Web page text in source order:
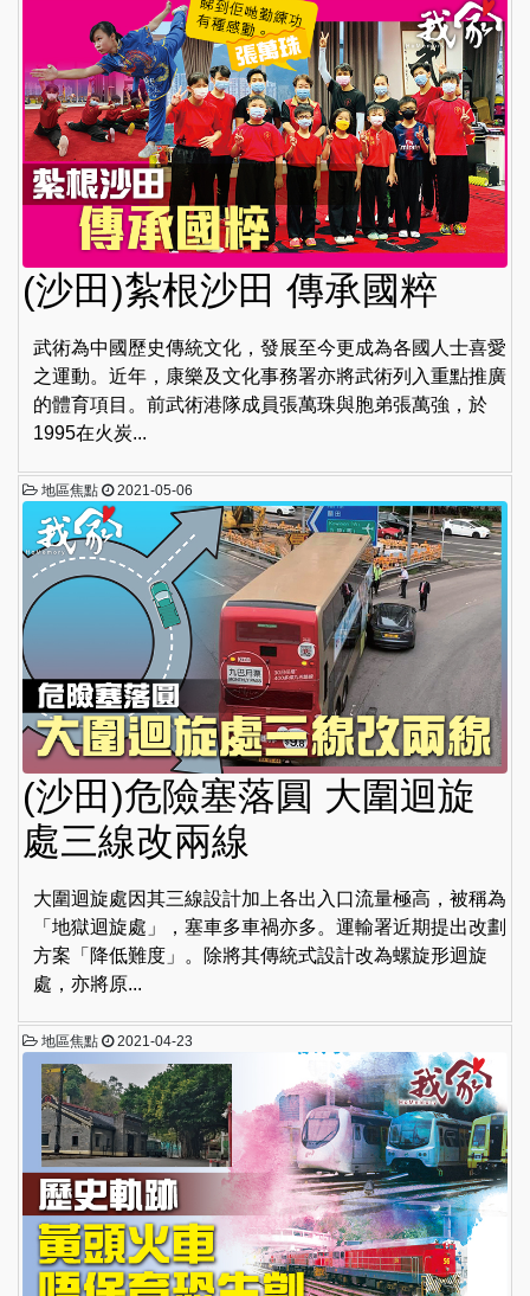
(沙田)紮根沙田 傳承國粹
武術為中國歷史傳統文化，發展至今更成為各國人士喜愛
之運動。近年，康樂及文化事務署亦將武術列入重點推廣
的體育項目。前武術港隊成員張萬珠與胞弟張萬強，於
1995在火炭...
地區焦點 2021-05-06
(沙田)危險塞落圓 大圍迴旋
處三線改兩線
大圍迴旋處因其三線設計加上各出入口流量極高，被稱為
「地獄迴旋處」，塞車多車禍亦多。運輸署近期提出改劃
方案「降低難度」。除將其傳統式設計改為螺旋形迴旋
處，亦將原...
地區焦點 2021-04-23